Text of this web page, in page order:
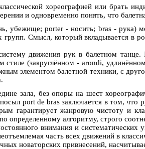
хореографией или брать
и одновременно понять, что
убежище; porter - носить; bras - рукa)
групп. Смысл, который вкладывается в
движения рук в балетном
стиле (закруглённом - arondi,
элементом балетной техники, с
зала, без опоры на шест
рort de bras заключается в том,
гарантирует жанровую чистоту и
определенному алгоритму, строго
внимания и
часть всех движений в
новаторских привнесений,